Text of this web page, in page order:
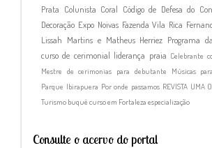
Prata Colunista Coral Código de Defesa do
Decoração Expo Noivas Fazenda Vila Rica
Lissah Martins e Matheus Herriez Programa
curso de cerimonial liderança praia Celebrante
Mestre de cerimonias para debutante Músicas
Parque Ibirapuera Por onde passamos REVISTA UMA
Turismo buquê curso em Fortaleza especialização
Consulte o acervo do portal